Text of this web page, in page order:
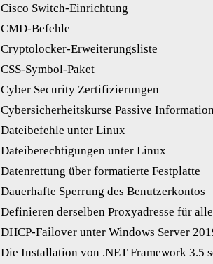
Cisco Switch-Einrichtung
CMD-Befehle
Cryptolocker-Erweiterungsliste
CSS-Symbol-Paket
Cyber Security Zertifizierungen
Cybersicherheitskurse Passive
Dateibefehle unter Linux
Dateiberechtigungen unter Linux
Datenrettung über formatierte Festplatte
Dauerhafte Sperrung des Benutzerkontos
Definieren derselben Proxyadresse für
DHCP-Failover unter Windows Server
Die Installation von .NET Framework 3.5